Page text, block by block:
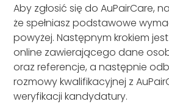
Aby zgłosić się do AuPairCare,
że spełniasz podstawowe
powyżej. Następnym krokiem
online zawierającego dane
oraz referencje, a następnie
rozmowy kwalifikacyjnej z
weryfikacji kandydatury.